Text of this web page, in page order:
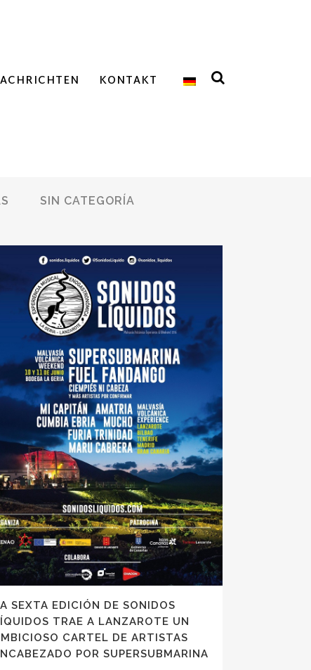
KONTAKT
SIN CATEGORÍA
SEXTA EDICIÓN DE SONIDOS
TRAE A LANZAROTE UN
CARTEL DE ARTISTAS
POR SUPERSUBMARINA